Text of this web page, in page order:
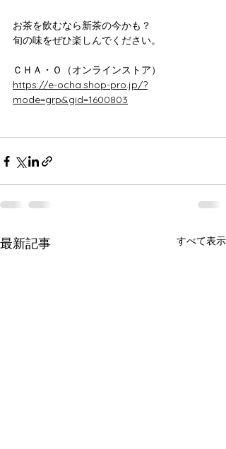
お茶を飲むなら新茶の今かも？
旬の味をぜひ楽しんでください。
ＣＨＡ・Ｏ（オンラインストア）
https://e-ocha.shop-pro.jp/?
mode=grp&gid=1600803
最新記事 すべて表示